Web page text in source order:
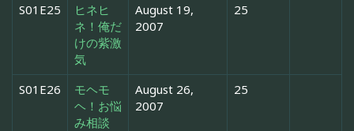
S01E25
ヒネヒ
ネ！俺だ
けの紫激
気
August 19,
2007
25
S01E26
モヘモ
ヘ！お悩
み相談
August 26,
2007
25